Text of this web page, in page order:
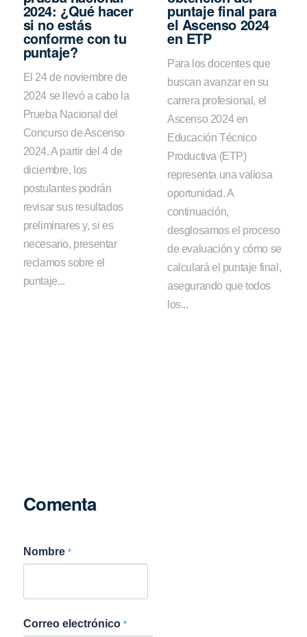
2024: ¿Qué hacer
si no estás
conforme con tu
puntaje?
El 24 de noviembre de
2024 se llevó a cabo la
Prueba Nacional del
Concurso de Ascenso
2024. A partir del 4 de
diciembre, los
postulantes podrán
revisar sus resultados
preliminares y, si es
necesario, presentar
reclamos sobre el
puntaje...
puntaje final para
el Ascenso 2024
en ETP
Para los docentes que
buscan avanzar en su
carrera profesional, el
Ascenso 2024 en
Educación Técnico
Productiva (ETP)
representa una valiosa
oportunidad. A
continuación,
desglosamos el proceso
de evaluación y cómo se
calculará el puntaje final,
asegurando que todos
los...
Comenta
Nombre *
Correo electrónico *